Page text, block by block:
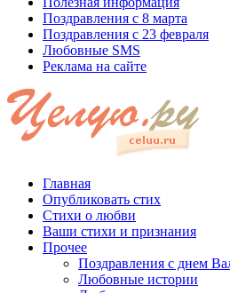
Поздравления с 8 марта
Поздравления с 23 февраля
Любовные SMS
Реклама на сайте
Главная
Опубликовать стих
Стихи о любви
Ваши стихи и признания
Прочее
Поздравления с днем
Любовные истории